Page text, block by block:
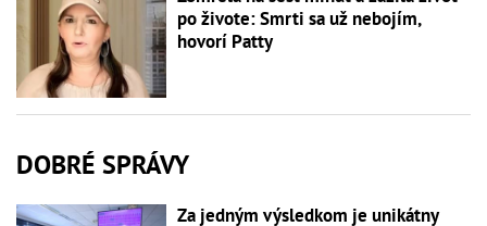
po živote: Smrti sa už nebojím,
hovorí Patty
DOBRÉ SPRÁVY
Za jedným výsledkom je unikátny